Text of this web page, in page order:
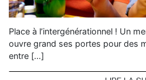
Place à l’intergénérationnel ! Un
ouvre grand ses portes pour des
entre […]